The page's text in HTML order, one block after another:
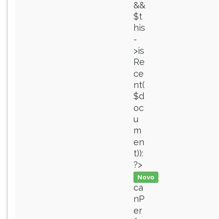
&&
$t
his
-
>is
Re
ce
nt(
$d
oc
u
m
en
t)):
?>
Novo
ca
nP
er